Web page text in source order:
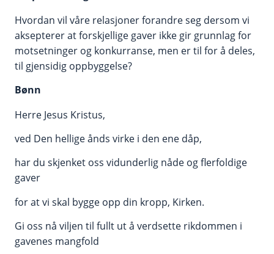
Hvordan vil våre relasjoner forandre seg dersom vi
aksepterer at forskjellige gaver ikke gir grunnlag for
motsetninger og konkurranse, men er til for å deles,
til gjensidig oppbyggelse?
Bønn
Herre Jesus Kristus,
ved Den hellige ånds virke i den ene dåp,
har du skjenket oss vidunderlig nåde og flerfoldige
gaver
for at vi skal bygge opp din kropp, Kirken.
Gi oss nå viljen til fullt ut å verdsette rikdommen i
gavenes mangfold